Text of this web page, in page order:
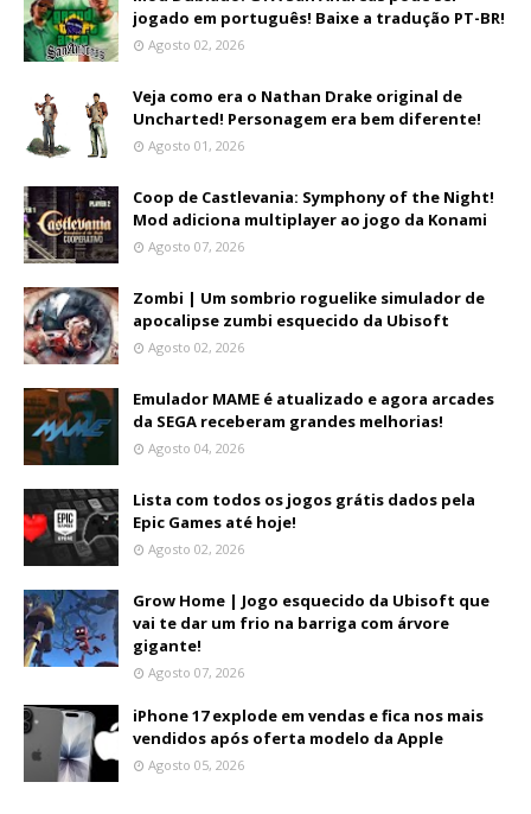
jogado em português! Baixe a tradução PT-BR!
Agosto 02, 2026
Veja como era o Nathan Drake original de
Uncharted! Personagem era bem diferente!
Agosto 01, 2026
Coop de Castlevania: Symphony of the Night!
Mod adiciona multiplayer ao jogo da Konami
Agosto 07, 2026
Zombi | Um sombrio roguelike simulador de
apocalipse zumbi esquecido da Ubisoft
Agosto 02, 2026
Emulador MAME é atualizado e agora arcades
da SEGA receberam grandes melhorias!
Agosto 04, 2026
Lista com todos os jogos grátis dados pela
Epic Games até hoje!
Agosto 02, 2026
Grow Home | Jogo esquecido da Ubisoft que
vai te dar um frio na barriga com árvore
gigante!
Agosto 07, 2026
iPhone 17 explode em vendas e fica nos mais
vendidos após oferta modelo da Apple
Agosto 05, 2026